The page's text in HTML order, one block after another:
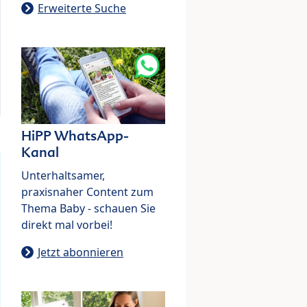
Erweiterte Suche
HiPP WhatsApp-
Kanal
Unterhaltsamer,
praxisnaher Content zum
Thema Baby - schauen Sie
direkt mal vorbei!
Jetzt abonnieren